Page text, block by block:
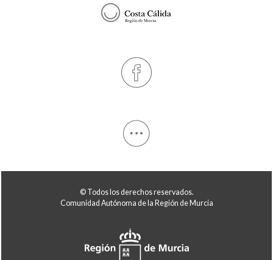
© Todos los derechos reservados.
Comunidad Autónoma de la Región de Murcia